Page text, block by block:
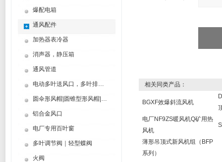
爆配电箱
通风配件
加热器表冷器
消声器，静压箱
通风管道
电动多叶送风口，多叶排烟口
圆伞形风帽|圆锥型形风帽|筒形风帽
铝合金风口
电厂专用百叶窗
多叶调节阀｜轻型蝶阀
火阀
相关同类产品：
BGXF效爆斜流风机
电厂NF9ZS暖风机Q矿用热
风机
薄形吊顶式新风机组（BFP
系列）